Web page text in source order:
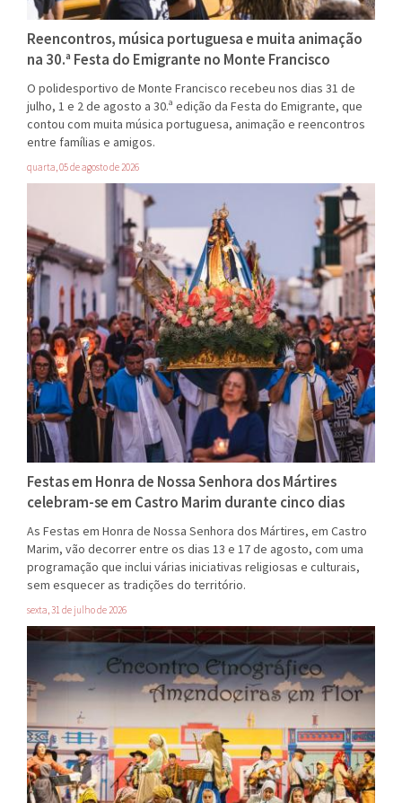
Reencontros, música portuguesa e muita animação
na 30.ª Festa do Emigrante no Monte Francisco
O polidesportivo de Monte Francisco recebeu nos dias 31 de
julho, 1 e 2 de agosto a 30.ª edição da Festa do Emigrante, que
contou com muita música portuguesa, animação e reencontros
entre famílias e amigos.
quarta, 05 de agosto de 2026
Festas em Honra de Nossa Senhora dos Mártires
celebram-se em Castro Marim durante cinco dias
As Festas em Honra de Nossa Senhora dos Mártires, em Castro
Marim, vão decorrer entre os dias 13 e 17 de agosto, com uma
programação que inclui várias iniciativas religiosas e culturais,
sem esquecer as tradições do território.
sexta, 31 de julho de 2026